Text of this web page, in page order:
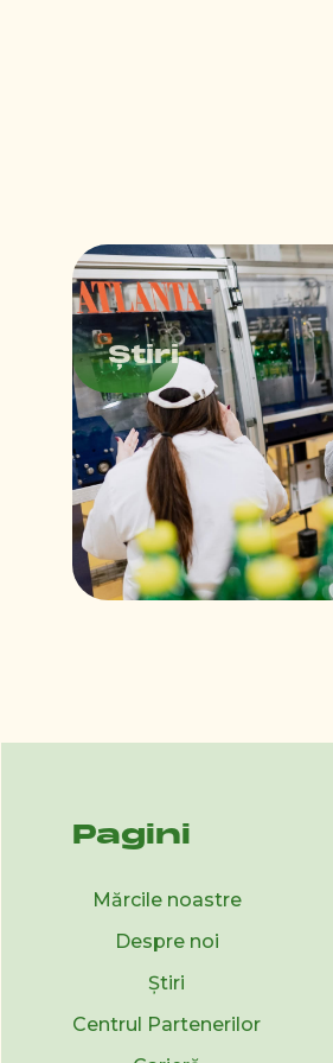
Știri
Pagini
Mărcile noastre
Despre noi
Știri
Centrul Partenerilor